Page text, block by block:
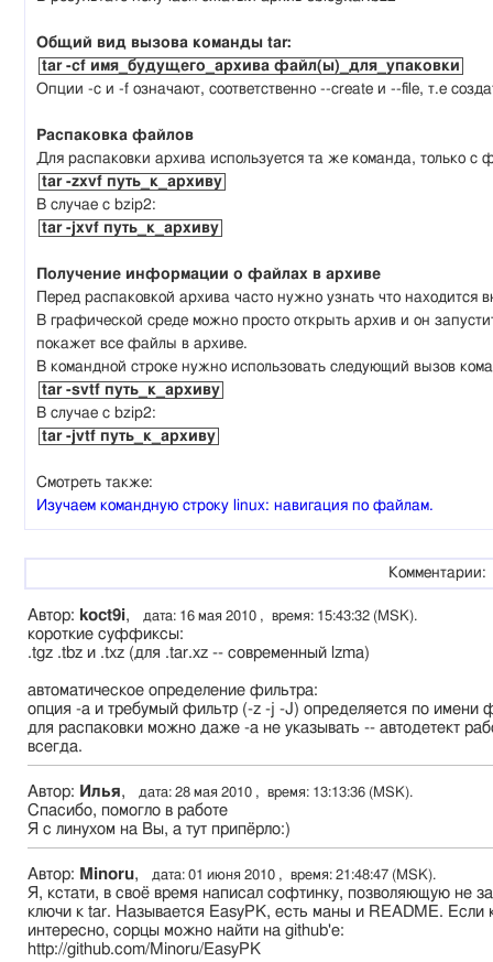
Общий вид вызова команды tar:
tar -cf имя_будущего_архива файл(ы)_для_упаковки
Опции -c и -f означают, соответственно --create и --file, т.е
Распаковка файлов
Для распаковки архива используется та же команда, только с
tar -zxvf путь_к_архиву
В случае с bzip2:
tar -jxvf путь_к_архиву
Получение информации о файлах в архиве
Перед распаковкой архива часто нужно узнать что находится
В графической среде можно просто открыть архив и он
покажет все файлы в архиве.
В командной строке нужно использовать следующий вызов
tar -svtf путь_к_архиву
В случае с bzip2:
tar -jvtf путь_к_архиву
Смотреть также:
Изучаем командную строку linux: навигация по файлам.
Комментарии:
Автор: koct9i, дата: 16 мая 2010 , время: 15:43:32 (MSK).
короткие суффиксы:
.tgz .tbz и .txz (для .tar.xz -- современный lzma)
автоматическое определение фильтра:
опция -a и требумый фильтр (-z -j -J) определяется по имени
для распаковки можно даже -a не указывать -- автодетект
всегда.
Автор: Илья, дата: 28 мая 2010 , время: 13:13:36 (MSK).
Спасибо, помогло в работе
Я с линухом на Вы, а тут припёрло:)
Автор: Minoru, дата: 01 июня 2010 , время: 21:48:47 (MSK).
Я, кстати, в своё время написал софтинку, позволяющую не
ключи к tar. Называется EasyPK, есть маны и README. Если
интересно, сорцы можно найти на github'е:
http://github.com/Minoru/EasyPK